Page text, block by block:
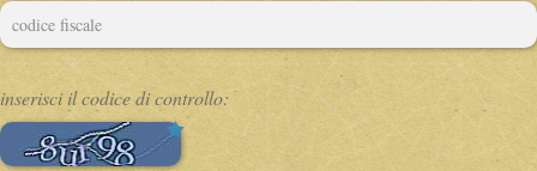
inserisci il codice di controllo:
( * )